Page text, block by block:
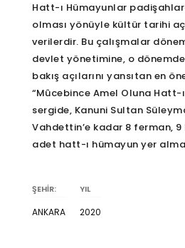
Hatt-ı Hümayunlar
olması yönüyle kültür tarihi
verilerdir. Bu çalışmalar
devlet yönetimine, o
bakış açılarını yansıtan en
“Mûcebince Amel Oluna Hatt-
sergide, Kanuni Sultan
Vahdettin’e kadar 8 ferman,
adet hatt-ı hümayun yer
ŞEHİR:
ANKARA
YIL
2020